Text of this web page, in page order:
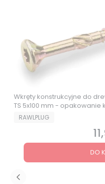
Wkręty konstrukcyjne do
TS 5x100 mm - opakowanie
PRODUCENT
RAWLPLUG
DO